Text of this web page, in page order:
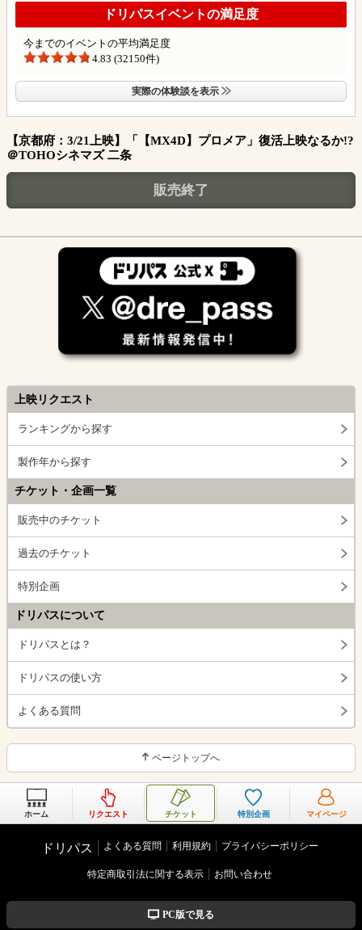
ドリパスイベントの満足度
今までのイベントの平均満足度
4.83 (32150件)
実際の体験談を表示
【京都府：3/21上映】「【MX4D】プロメア」復活上映なるか!?
＠TOHOシネマズ 二条
販売終了
上映リクエスト
ランキングから探す
製作年から探す
チケット・企画一覧
販売中のチケット
過去のチケット
特別企画
ドリパスについて
ドリパスとは？
ドリパスの使い方
よくある質問
ページトップへ
ホーム リクエスト チケット 特別企画 マイページ
ドリパス よくある質問 利用規約 プライバシーポリシー
特定商取引法に関する表示 お問い合わせ
PC版で見る